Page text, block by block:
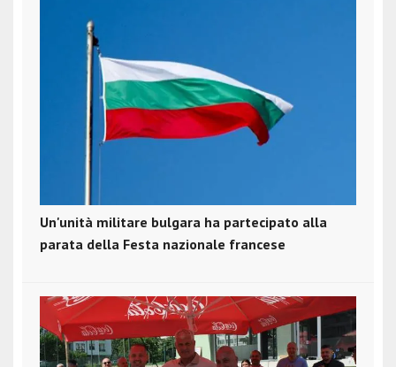
Un'unità militare bulgara ha partecipato alla
parata della Festa nazionale francese